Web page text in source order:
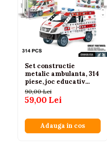
Set constructie
metalic ambulanta, 314
piese, joc educativ
STEM, dimensiuni
asamblata: 18x7x10cm,
pentru copii 8+ ani
90,00 Lei
59,00 Lei
Adauga in cos